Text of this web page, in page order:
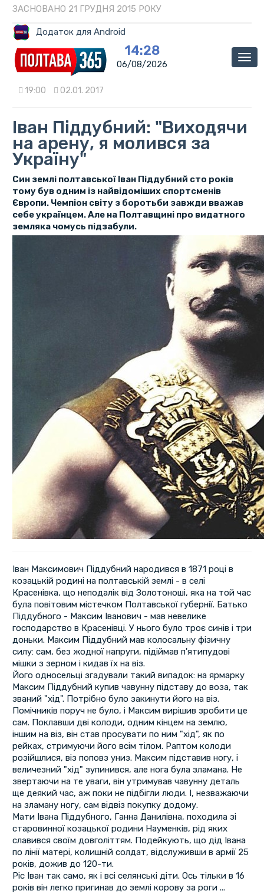
ЗАСНОВАНО 21 ГРУДНЯ 2015 РОКУ
Додаток для Android
14:28
06/08/2026
19:00 02.01. 2017
Іван Піддубний: "Виходячи
на арену, я молився за
Україну"
Син землі полтавської Іван Піддубний сто років
тому був одним із найвідоміших спортсменів
Європи. Чемпіон світу з боротьби завжди вважав
себе українцем. Але на Полтавщині про видатного
земляка чомусь підзабули.
Іван Максимович Піддубний народився в 1871 році в
козацькій родині на полтавській землі - в селі
Красенівка, що неподалік від Золотоноші, яка на той час
була повітовим містечком Полтавської губернії. Батько
Піддубного - Максим Іванович - мав невелике
господарство в Красенівці. У нього було троє синів і три
доньки. Максим Піддубний мав колосальну фізичну
силу: сам, без жодної напруги, підіймав п'ятипудові
мішки з зерном і кидав їх на віз.
Його односельці згадували такий випадок: на ярмарку
Максим Піддубний купив чавунну підставу до воза, так
званий "хід". Потрібно було закинути його на віз.
Помічників поруч не було, і Максим вирішив зробити це
сам. Поклавши дві колоди, одним кінцем на землю,
іншим на віз, він став просувати по ним "хід", як по
рейках, стримуючи його всім тілом. Раптом колоди
розійшлися, віз поповз униз. Максим підставив ногу, і
величезний "хід" зупинився, але нога була зламана. Не
звертаючи на те уваги, він утримував чавунну деталь
ще деякий час, аж поки не підбігли люди. І, незважаючи
на зламану ногу, сам відвіз покупку додому.
Мати Івана Піддубного, Ганна Данилівна, походила зі
старовинної козацької родини Науменків, рід яких
славився своїм довголіттям. Подейкують, що дід Івана
по лінії матері, колишній солдат, відслуживши в армії 25
років, дожив до 120-ти.
Ріс Іван так само, як і всі селянські діти. Ось тільки в 16
років він легко пригинав до землі корову за роги ...